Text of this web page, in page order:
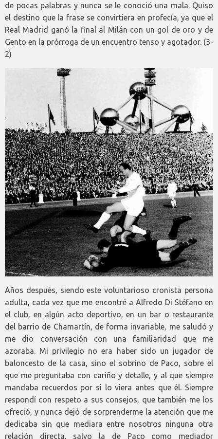
de pocas palabras y nunca se le conoció una mala. Quiso
el destino que la frase se convirtiera en profecía, ya que el
Real Madrid ganó la final al Milán con un gol de oro y de
Gento en la prórroga de un encuentro tenso y agotador. (3-
2)
Años después, siendo este voluntarioso cronista persona
adulta, cada vez que me encontré a Alfredo Di Stéfano en
el club, en algún acto deportivo, en un bar o restaurante
del barrio de Chamartín, de forma invariable, me saludó y
me dio conversación con una familiaridad que me
azoraba. Mi privilegio no era haber sido un jugador de
baloncesto de la casa, sino el sobrino de Paco, sobre el
que me preguntaba con cariño y detalle, y al que siempre
mandaba recuerdos por si lo viera antes que él. Siempre
respondí con respeto a sus consejos, que también me los
ofreció, y nunca dejó de sorprenderme la atención que me
dedicaba sin que mediara entre nosotros ninguna otra
relación directa, salvo la de Paco como mediador